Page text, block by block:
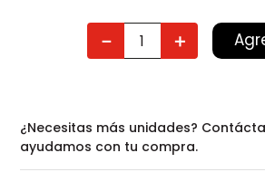
＋
－
¿Necesitas más unidades?
ayudamos con tu compra.